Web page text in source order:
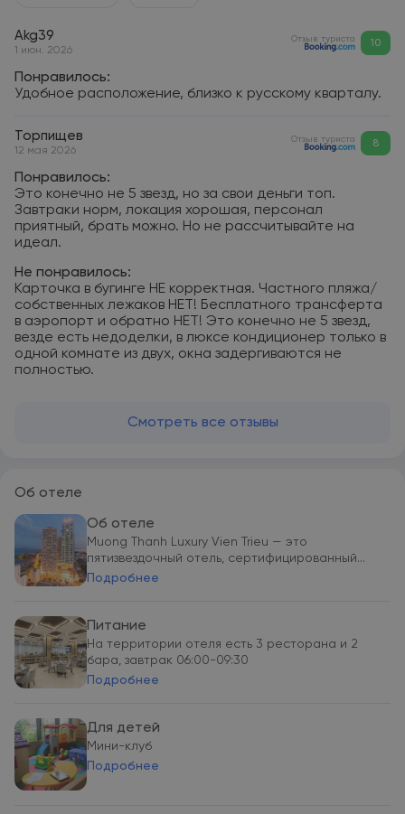
Akg39
1 июн. 2026
Отзыв туриста 10
Понравилось:
Удобное расположение, близко к русскому кварталу.
Торпищев
12 мая 2026
Отзыв туриста 8
Понравилось:
Это конечно не 5 звезд, но за свои деньги топ.
Завтраки норм, локация хорошая, персонал
приятный, брать можно. Но не рассчитывайте на
идеал.
Не понравилось:
Карточка в бугинге НЕ корректная. Частного пляжа/
собственных лежаков НЕТ! Бесплатного трансферта
в аэропорт и обратно НЕТ! Это конечно не 5 звезд,
везде есть недоделки, в люксе кондиционер только в
одной комнате из двух, окна задергиваются не
полностью.
Смотреть все отзывы
Об отеле
Об отеле
Muong Thanh Luxury Vien Trieu — это
пятизвездочный отель, сертифицированный...
Подробнее
Питание
На территории отеля есть 3 ресторана и 2
бара, завтрак 06:00-09:30
Подробнее
Для детей
Мини-клуб
Подробнее